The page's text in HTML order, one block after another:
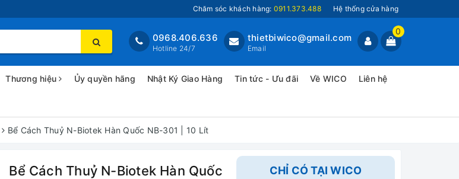
Chăm sóc khách hàng: 0911.373.488 Hệ thống cửa hàng
0
thietbiwico@gmail.com
Email
0968.406.636
Hotline 24/7
Thương hiệu Ủy quyền hãng Nhật Ký Giao Hàng Tin tức - Ưu đãi Về WICO Liên hệ
Bể Cách Thuỷ N-Biotek Hàn Quốc NB-301 | 10 Lít
Bể Cách Thuỷ N-Biotek Hàn Quốc
CHỈ CÓ TẠI WICO